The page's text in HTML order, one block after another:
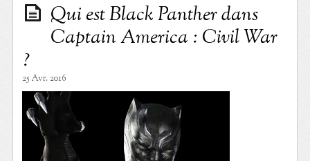
Qui est Black Panther dans
Captain America : Civil War
?
25 Avr. 2016